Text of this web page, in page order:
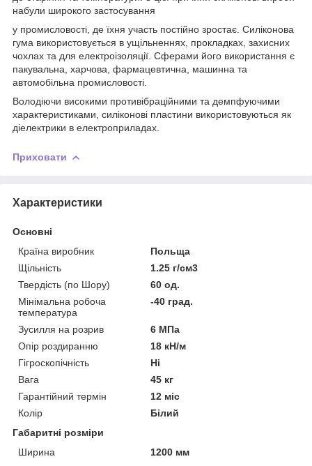
набули широкого застосування
у промисловості, де їхня участь постійно зростає. Силіконова
гума використовується в ущільненнях, прокладках, захисних
чохлах та для електроізоляції. Сферами його використання є
пакувальна, харчова, фармацевтична, машинна та
автомобільна промисловості.
Володіючи високими противібраційними та демпфуючими
характеристиками, силіконові пластини використовуються як
діелектрики в електроприладах.
Приховати
Характеристики
Основні
Країна виробник
Польща
Щільність
1.25 г/см3
Твердість (по Шору)
60 од.
Мінімальна робоча
температура
-40 град.
Зусилля на розрив
6 МПа
Опір роздиранню
18 кН/м
Гігроскопічність
Ні
Вага
45 кг
Гарантійний термін
12 міс
Колір
Білий
Габаритні розміри
Ширина
1200 мм